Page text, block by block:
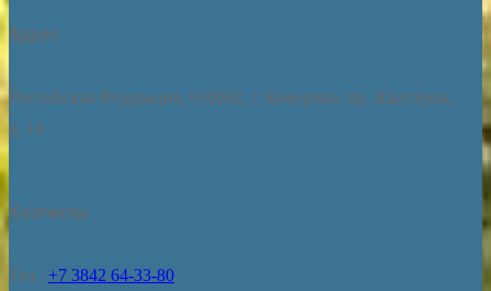
Адрес
Российская Федерация, 650002, г. Кемерово, пр. Шахтёров,
д. 14
Контакты
Тел.: +7 3842 64-33-80